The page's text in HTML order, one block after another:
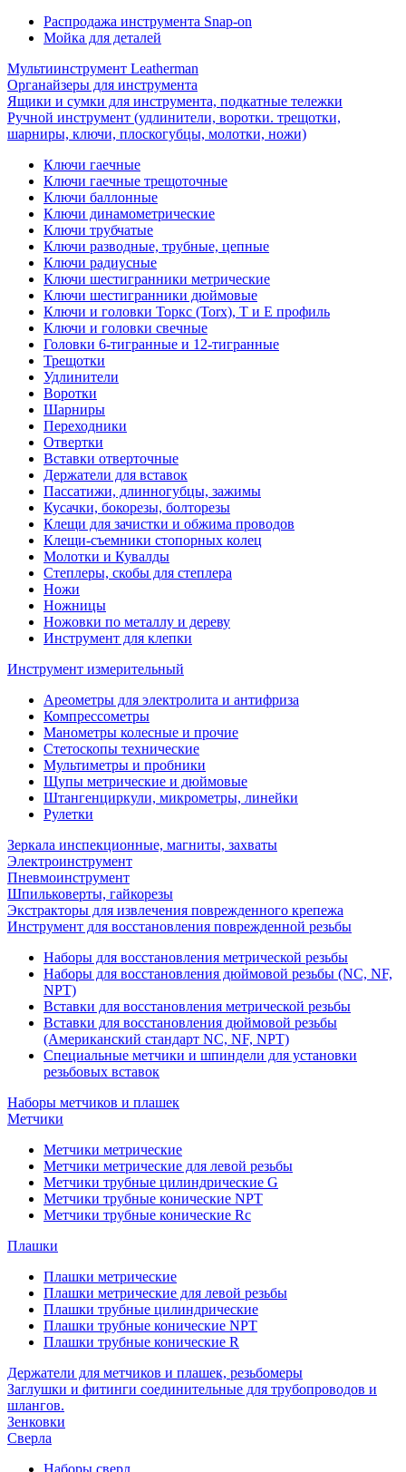
Распродажа инструмента Snap-on
Мойка для деталей
Мультиинструмент Leatherman
Органайзеры для инструмента
Ящики и сумки для инструмента, подкатные тележки
Ручной инструмент (удлинители, воротки. трещотки,
шарниры, ключи, плоскогубцы, молотки, ножи)
Ключи гаечные
Ключи гаечные трещоточные
Ключи баллонные
Ключи динамометрические
Ключи трубчатые
Ключи разводные, трубные, цепные
Ключи радиусные
Ключи шестигранники метрические
Ключи шестигранники дюймовые
Ключи и головки Торкс (Torx), Т и Е профиль
Ключи и головки свечные
Головки 6-тигранные и 12-тигранные
Трещотки
Удлинители
Воротки
Шарниры
Переходники
Отвертки
Вставки отверточные
Держатели для вставок
Пассатижи, длинногубцы, зажимы
Кусачки, бокорезы, болторезы
Клещи для зачистки и обжима проводов
Клещи-съемники стопорных колец
Молотки и Кувалды
Степлеры, скобы для степлера
Ножи
Ножницы
Ножовки по металлу и дереву
Инструмент для клепки
Инструмент измерительный
Ареометры для электролита и антифриза
Компрессометры
Манометры колесные и прочие
Стетоскопы технические
Мультиметры и пробники
Щупы метрические и дюймовые
Штангенциркули, микрометры, линейки
Рулетки
Зеркала инспекционные, магниты, захваты
Электроинструмент
Пневмоинструмент
Шпильковерты, гайкорезы
Экстракторы для извлечения поврежденного крепежа
Инструмент для восстановления поврежденной резьбы
Наборы для восстановления метрической резьбы
Наборы для восстановления дюймовой резьбы (NC, NF,
NPT)
Вставки для восстановления метрической резьбы
Вставки для восстановления дюймовой резьбы
(Американский стандарт NC, NF, NPT)
Специальные метчики и шпиндели для установки
резьбовых вставок
Наборы метчиков и плашек
Метчики
Метчики метрические
Метчики метрические для левой резьбы
Метчики трубные цилиндрические G
Метчики трубные конические NPT
Метчики трубные конические Rc
Плашки
Плашки метрические
Плашки метрические для левой резьбы
Плашки трубные цилиндрические
Плашки трубные конические NPT
Плашки трубные конические R
Держатели для метчиков и плашек, резьбомеры
Заглушки и фитинги соединительные для трубопроводов и
шлангов.
Зенковки
Сверла